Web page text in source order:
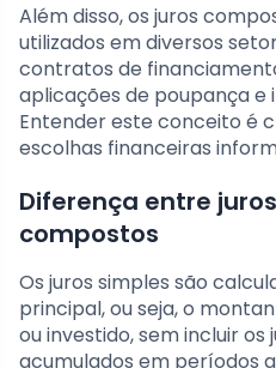
Além disso, os juros
utilizados em diversos
contratos de
aplicações de poupança e
Entender este conceito é
escolhas financeiras
Diferença entre
compostos
Os juros simples são
principal, ou seja, o
ou investido, sem incluir os
acumulados em períodos